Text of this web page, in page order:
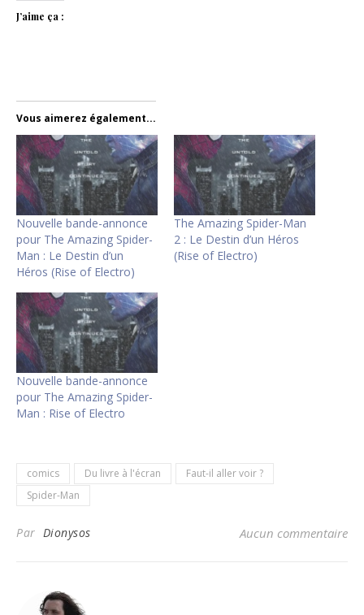
J’aime ça :
Vous aimerez également...
Nouvelle bande-annonce
pour The Amazing Spider-
Man : Le Destin d’un
Héros (Rise of Electro)
The Amazing Spider-Man
2 : Le Destin d’un Héros
(Rise of Electro)
Nouvelle bande-annonce
pour The Amazing Spider-
Man : Rise of Electro
comics Du livre à l'écran
Faut-il aller voir ?
Spider-Man
Par Dionysos Aucun commentaire